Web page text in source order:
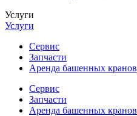
Услуги
Услуги
Сервис
Запчасти
Аренда башенных кранов
Сервис
Запчасти
Аренда башенных кранов